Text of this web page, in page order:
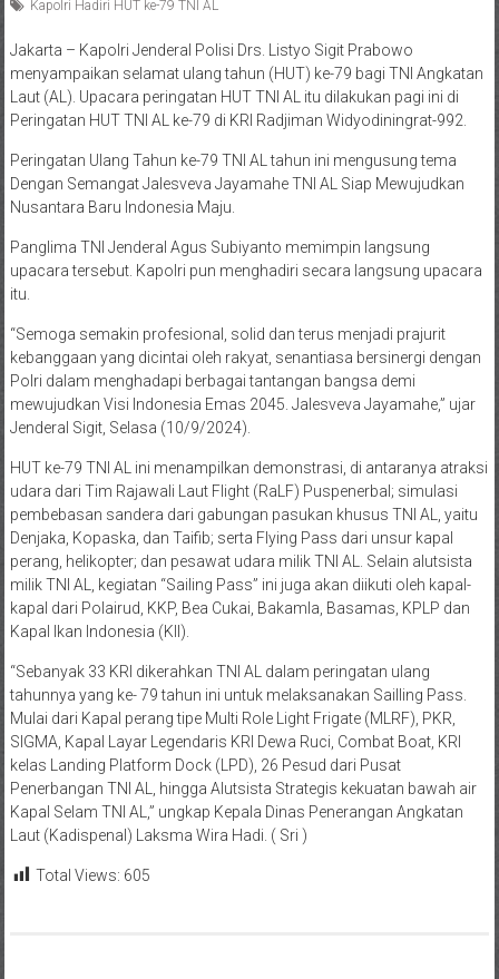
Kapolri Hadiri HUT ke-79 TNI AL
Jakarta – Kapolri Jenderal Polisi Drs. Listyo Sigit Prabowo
menyampaikan selamat ulang tahun (HUT) ke-79 bagi TNI Angkatan
Laut (AL). Upacara peringatan HUT TNI AL itu dilakukan pagi ini di
Peringatan HUT TNI AL ke-79 di KRI Radjiman Widyodiningrat-992.
Peringatan Ulang Tahun ke-79 TNI AL tahun ini mengusung tema
Dengan Semangat Jalesveva Jayamahe TNI AL Siap Mewujudkan
Nusantara Baru Indonesia Maju.
Panglima TNI Jenderal Agus Subiyanto memimpin langsung
upacara tersebut. Kapolri pun menghadiri secara langsung upacara
itu.
“Semoga semakin profesional, solid dan terus menjadi prajurit
kebanggaan yang dicintai oleh rakyat, senantiasa bersinergi dengan
Polri dalam menghadapi berbagai tantangan bangsa demi
mewujudkan Visi Indonesia Emas 2045. Jalesveva Jayamahe,” ujar
Jenderal Sigit, Selasa (10/9/2024).
HUT ke-79 TNI AL ini menampilkan demonstrasi, di antaranya atraksi
udara dari Tim Rajawali Laut Flight (RaLF) Puspenerbal; simulasi
pembebasan sandera dari gabungan pasukan khusus TNI AL, yaitu
Denjaka, Kopaska, dan Taifib; serta Flying Pass dari unsur kapal
perang, helikopter; dan pesawat udara milik TNI AL. Selain alutsista
milik TNI AL, kegiatan “Sailing Pass” ini juga akan diikuti oleh kapal-
kapal dari Polairud, KKP, Bea Cukai, Bakamla, Basamas, KPLP dan
Kapal Ikan Indonesia (KII).
“Sebanyak 33 KRI dikerahkan TNI AL dalam peringatan ulang
tahunnya yang ke- 79 tahun ini untuk melaksanakan Sailling Pass.
Mulai dari Kapal perang tipe Multi Role Light Frigate (MLRF), PKR,
SIGMA, Kapal Layar Legendaris KRI Dewa Ruci, Combat Boat, KRI
kelas Landing Platform Dock (LPD), 26 Pesud dari Pusat
Penerbangan TNI AL, hingga Alutsista Strategis kekuatan bawah air
Kapal Selam TNI AL,” ungkap Kepala Dinas Penerangan Angkatan
Laut (Kadispenal) Laksma Wira Hadi. ( Sri )
Total Views: 605